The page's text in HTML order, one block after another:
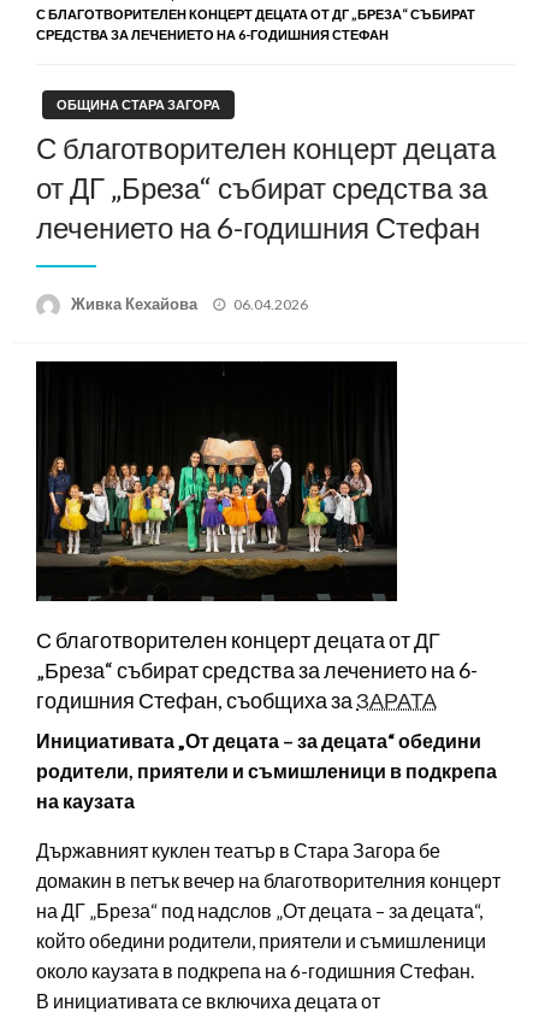
С БЛАГОТВОРИТЕЛЕН КОНЦЕРТ ДЕЦАТА ОТ ДГ „БРЕЗА“ СЪБИРАТ
СРЕДСТВА ЗА ЛЕЧЕНИЕТО НА 6-ГОДИШНИЯ СТЕФАН
ОБЩИНА СТАРА ЗАГОРА
С благотворителен концерт децата
от ДГ „Бреза“ събират средства за
лечението на 6-годишния Стефан
Живка Кехайова
Posted
06.04.2026
С благотворителен концерт децата от ДГ
„Бреза“ събират средства за лечението на 6-
годишния Стефан, съобщиха заЗАРАТА
Инициативата „От децата – за децата“ обедини
родители, приятели и съмишленици в подкрепа
на каузата
Държавният куклен театър в Стара Загора бе
домакин в петък вечер на благотворителния концерт
на ДГ „Бреза“ под надслов „От децата – за децата“,
който обедини родители, приятели и съмишленици
около каузата в подкрепа на 6-годишния Стефан.
В инициативата се включиха децата от